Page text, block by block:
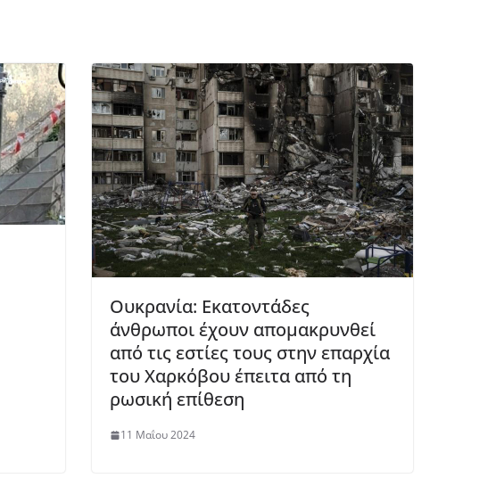
Ουκρανία: Εκατοντάδες
άνθρωποι έχουν απομακρυνθεί
από τις εστίες τους στην επαρχία
του Χαρκόβου έπειτα από τη
ρωσική επίθεση
11 Μαΐου 2024